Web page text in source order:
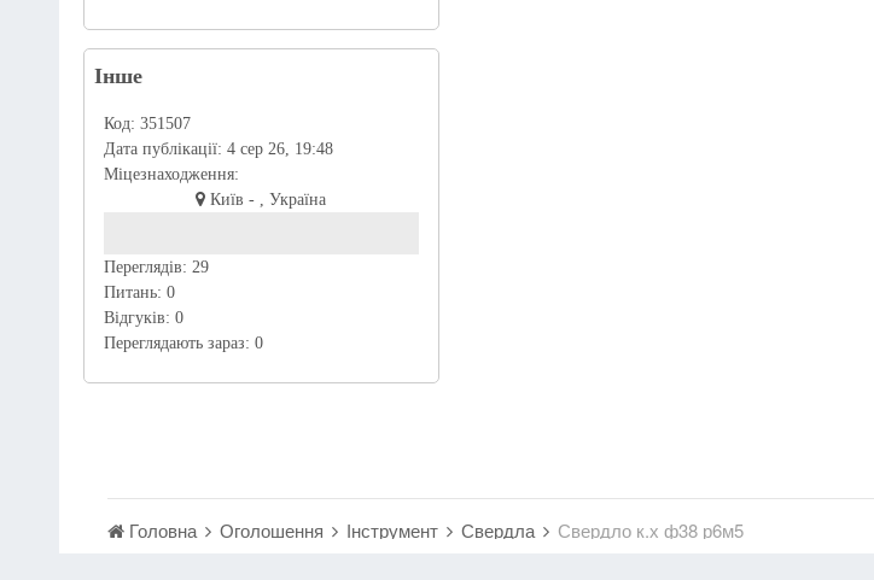
Інше
Код: 351507
Дата публікації: 4 сер 26, 19:48
Міцезнаходження:
Київ - , Україна
Переглядів: 29
Питань: 0
Відгуків: 0
Переглядають зараз: 0
Головна Оголошення Інструмент Свердла Свердло к.х ф38 р6м5